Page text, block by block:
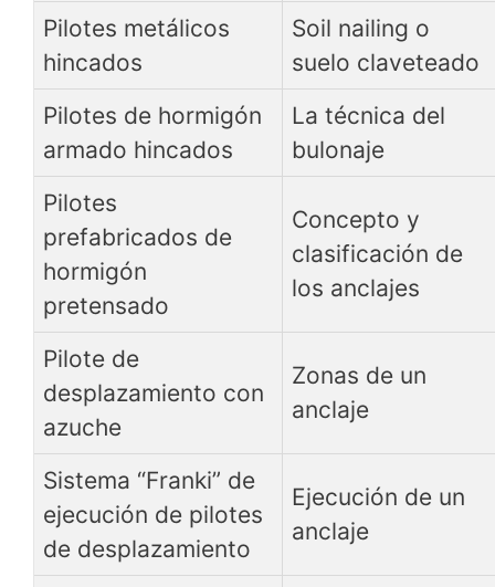
Pilotes metálicos
hincados
Soil nailing o
suelo claveteado
Pilotes de hormigón
armado hincados
La técnica del
bulonaje
Pilotes
prefabricados de
hormigón
pretensado
Concepto y
clasificación de
los anclajes
Pilote de
desplazamiento con
azuche
Zonas de un
anclaje
Sistema “Franki” de
ejecución de pilotes
de desplazamiento
Ejecución de un
anclaje